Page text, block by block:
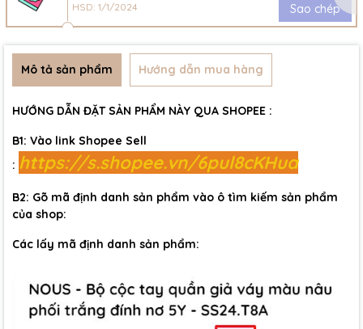
HSD: 1/1/2024
Sao chép
Mô tả sản phẩm Hướng dẫn mua hàng
HƯỚNG DẪN ĐẶT SẢN PHẨM NÀY QUA SHOPEE :
B1: Vào link Shopee Sell
: https://s.shopee.vn/6pul8cKHua
B2: Gõ mã định danh sản phẩm vào ô tìm kiếm sản phẩm
của shop:
Các lấy mã định danh sản phẩm: